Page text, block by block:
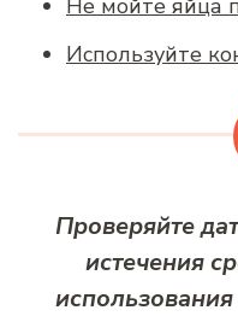
Не мойте яйца
Используйте
Проверяйте
истечения